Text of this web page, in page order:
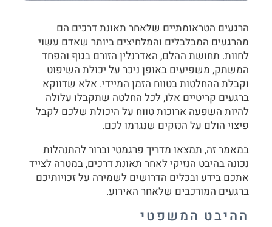
הרגעים הטראומתיים שלאחר תאונת דרכים הם
מהרגעים המבלבלים והמלחיצים ביותר שאדם עשוי
לחוות. תחושת ההלם, האדרנלין הזורם בגוף והפחד
המשתק, משפיעים באופן ניכר על יכולת השיפוט
וקבלת ההחלטות בטווח הזמן המיידי. אלא שדווקא
ברגעים קריטיים אלו, לכל החלטה שתקבלו עלולה
להיות השפעה ארוכות טווח על היכולת שלכם לקבל
פיצוי הולם על הנזקים שנגרמו לכם.
במאמר זה, תמצאו מדריך פרגמטי וברור להתנהלות
נכונה בהיבט הנזיקי לאחר תאונת דרכים, במטרה לצייד
אתכם בידע ובכלים הדרושים לשמירה על זכויותיכם
ברגעים המורכבים שלאחר האירוע.
ההיבט המשפטי